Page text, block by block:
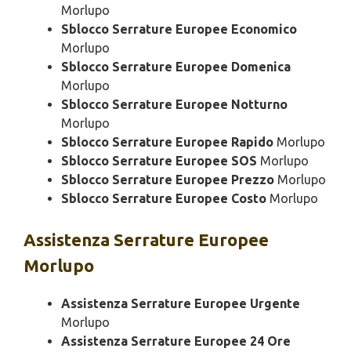
Morlupo
Sblocco Serrature Europee Economico
Morlupo
Sblocco Serrature Europee Domenica
Morlupo
Sblocco Serrature Europee Notturno
Morlupo
Sblocco Serrature Europee Rapido Morlupo
Sblocco Serrature Europee SOS Morlupo
Sblocco Serrature Europee Prezzo Morlupo
Sblocco Serrature Europee Costo Morlupo
Assistenza Serrature Europee
Morlupo
Assistenza Serrature Europee Urgente
Morlupo
Assistenza Serrature Europee 24 Ore